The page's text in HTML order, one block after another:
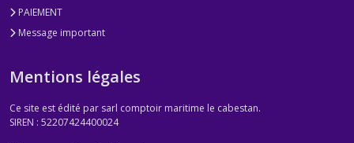
PAIEMENT
Message important
Mentions légales
Ce site est édité par sarl comptoir maritime le cabestan.
SIREN : 52207424400024